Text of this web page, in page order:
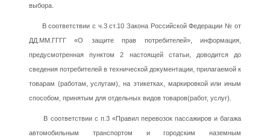
выбора.
В соответствии с ч.3 ст.10 Закона Российской Федерации № от
ДД.ММ.ГГГГ «О защите прав потребителей», информация,
предусмотренная пунктом 2 настоящей статьи, доводится до
сведения потребителей в технической документации, прилагаемой к
товарам (работам, услугам), на этикетках, маркировкой или иным
способом, принятым для отдельных видов товаров(работ, услуг).
В соответствии с п.3 «Правил перевозок пассажиров и багажа
автомобильным транспортом и городским наземным